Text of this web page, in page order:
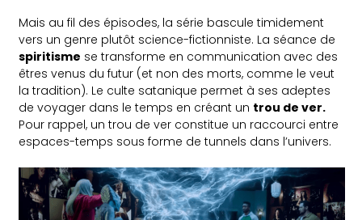
Mais au fil des épisodes, la série bascule timidement
vers un genre plutôt science-fictionniste. La séance de
spiritisme se transforme en communication avec des
êtres venus du futur (et non des morts, comme le veut
la tradition). Le culte satanique permet à ses adeptes
de voyager dans le temps en créant un trou de ver.
Pour rappel, un trou de ver constitue un raccourci entre
espaces-temps sous forme de tunnels dans l’univers.